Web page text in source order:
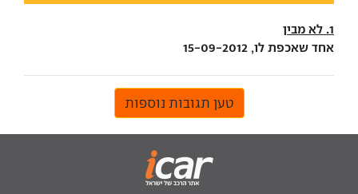
1. לא מבין
אחד שאכפת לו, 15-09-2012
טען תגובות נוספות